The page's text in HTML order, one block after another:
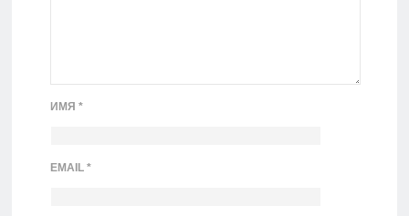
ИМЯ *
EMAIL *